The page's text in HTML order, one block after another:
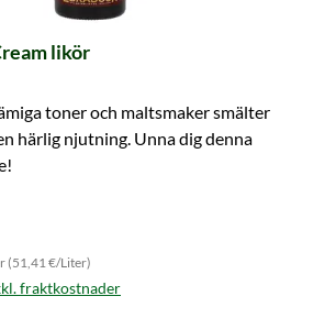
likör
toner och maltsmaker smälter
härlig njutning. Unna dig denna
(51,41 €/Liter)
fraktkostnader